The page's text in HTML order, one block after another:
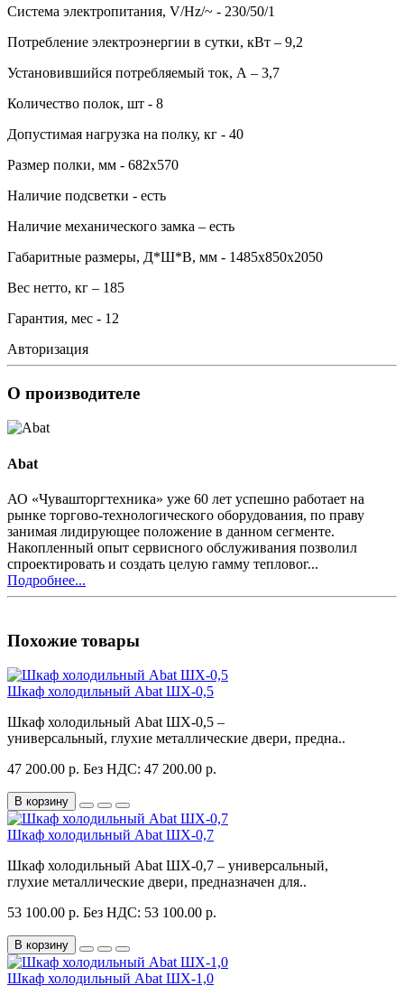
Система электропитания, V/Hz/~ - 230/50/1
Потребление электроэнергии в сутки, кВт – 9,2
Установившийся потребляемый ток, А – 3,7
Количество полок, шт - 8
Допустимая нагрузка на полку, кг - 40
Размер полки, мм - 682х570
Наличие подсветки - есть
Наличие механического замка – есть
Габаритные размеры, Д*Ш*В, мм - 1485х850х2050
Вес нетто, кг – 185
Гарантия, мес - 12
Авторизация
О производителе
Abat
АО «Чувашторгтехника» уже 60 лет успешно работает на
рынке торгово-технологического оборудования, по праву
занимая лидирующее положение в данном сегменте.
Накопленный опыт сервисного обслуживания позволил
спроектировать и создать целую гамму тепловог...
Подробнее...
Похожие товары
Шкаф холодильный Abat ШХ-0,5
Шкаф холодильный Abat ШХ-0,5 –
универсальный, глухие металлические двери, предна..
47 200.00 р. Без НДС: 47 200.00 р.
В корзину
Шкаф холодильный Abat ШХ-0,7
Шкаф холодильный Abat ШХ-0,7 – универсальный,
глухие металлические двери, предназначен для..
53 100.00 р. Без НДС: 53 100.00 р.
В корзину
Шкаф холодильный Abat ШХ-1,0